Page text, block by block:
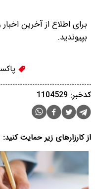
برای اطلاع از آخرین
بپیوندید.
کدخبر: 1104529
از کارزارهای زیر حمایت کنید: